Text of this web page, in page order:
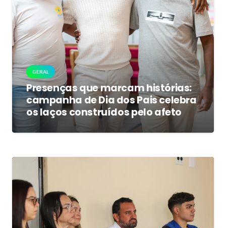
GERAL
Presenças que marcam histórias:
campanha de Dia dos Pais celebra
os laços construídos pelo afeto